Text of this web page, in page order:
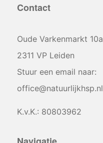
Contact
Oude Varkenmarkt 10a
2311 VP Leiden
Stuur een email naar:
office@natuurlijkhsp.nl
K.v.K.: 80803962